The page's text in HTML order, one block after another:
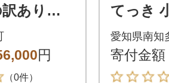
ありエ
とおま
イ 南知
全6回
円
（0件）
てっき
せ 家庭
詰め込
べい全3
愛知県南知
寄付金額